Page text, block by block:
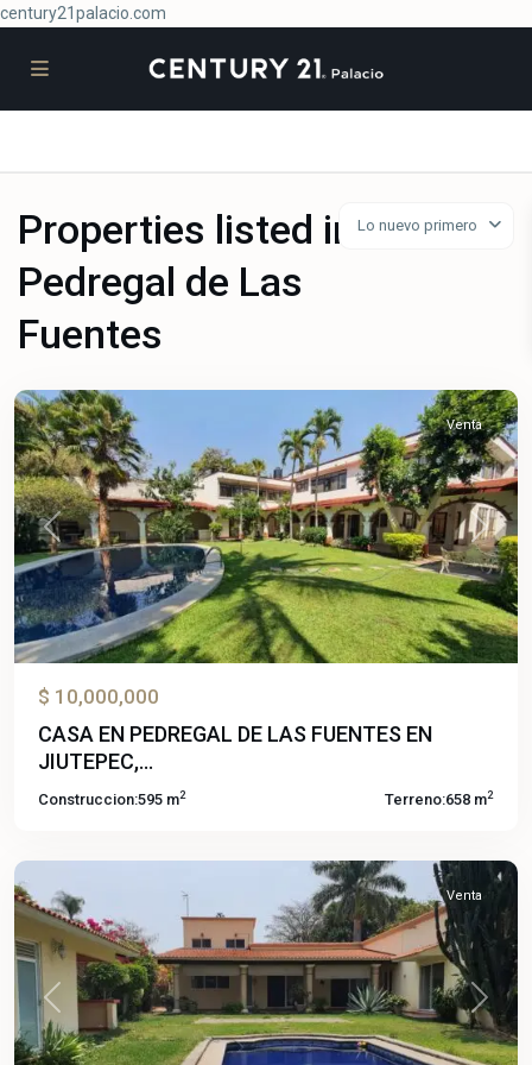
century21palacio.com
Lo nuevo primero
Properties listed in
Pedregal de Las
Fuentes
Pedregal
de
Fuentes
Previous Next
Venta
$ 10,000,000
CASA EN PEDREGAL DE LAS FUENTES EN
JIUTEPEC,...
Construccion:595 m2 Terreno:658 m2
Pedregal
de
Fuentes,
Previous Next
Venta